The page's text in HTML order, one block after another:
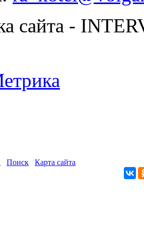
сайта -
Поиск Карта сайта